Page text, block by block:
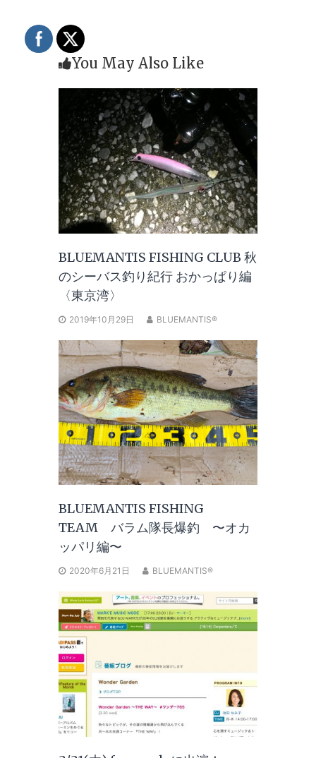
You May Also Like
BLUEMANTIS FISHING CLUB 秋
のシーバス釣り紀行 おかっぱり編
〈東京湾〉
2019年10月29日 BLUEMANTIS®
BLUEMANTIS FISHING
TEAM バラム隊長爆釣 〜オカ
ッパリ編〜
2020年6月21日 BLUEMANTIS®